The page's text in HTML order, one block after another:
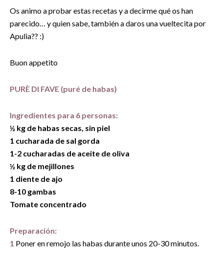
Os animo a probar estas recetas y a decirme qué os han
parecido… y quien sabe, también a daros una vueltecita por
Apulia?? :)
Buon appetito
PURÈ DI FAVE (puré de habas)
Ingredientes para 6 personas:
½ kg de habas secas, sin piel
1 cucharada de sal gorda
1-2 cucharadas de aceite de oliva
½ kg de mejillones
1 diente de ajo
8-10 gambas
Tomate concentrado
Preparación:
1 Poner en remojo las habas durante unos 20-30 minutos.